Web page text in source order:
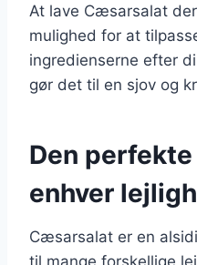
At lave Cæsarsalat
mulighed for at
ingredienserne efter
gør det til en sjov og
Den
enhver
Cæsarsalat er en
til mange forskellige